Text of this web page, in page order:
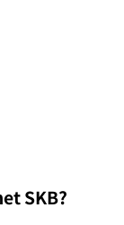
SKB?